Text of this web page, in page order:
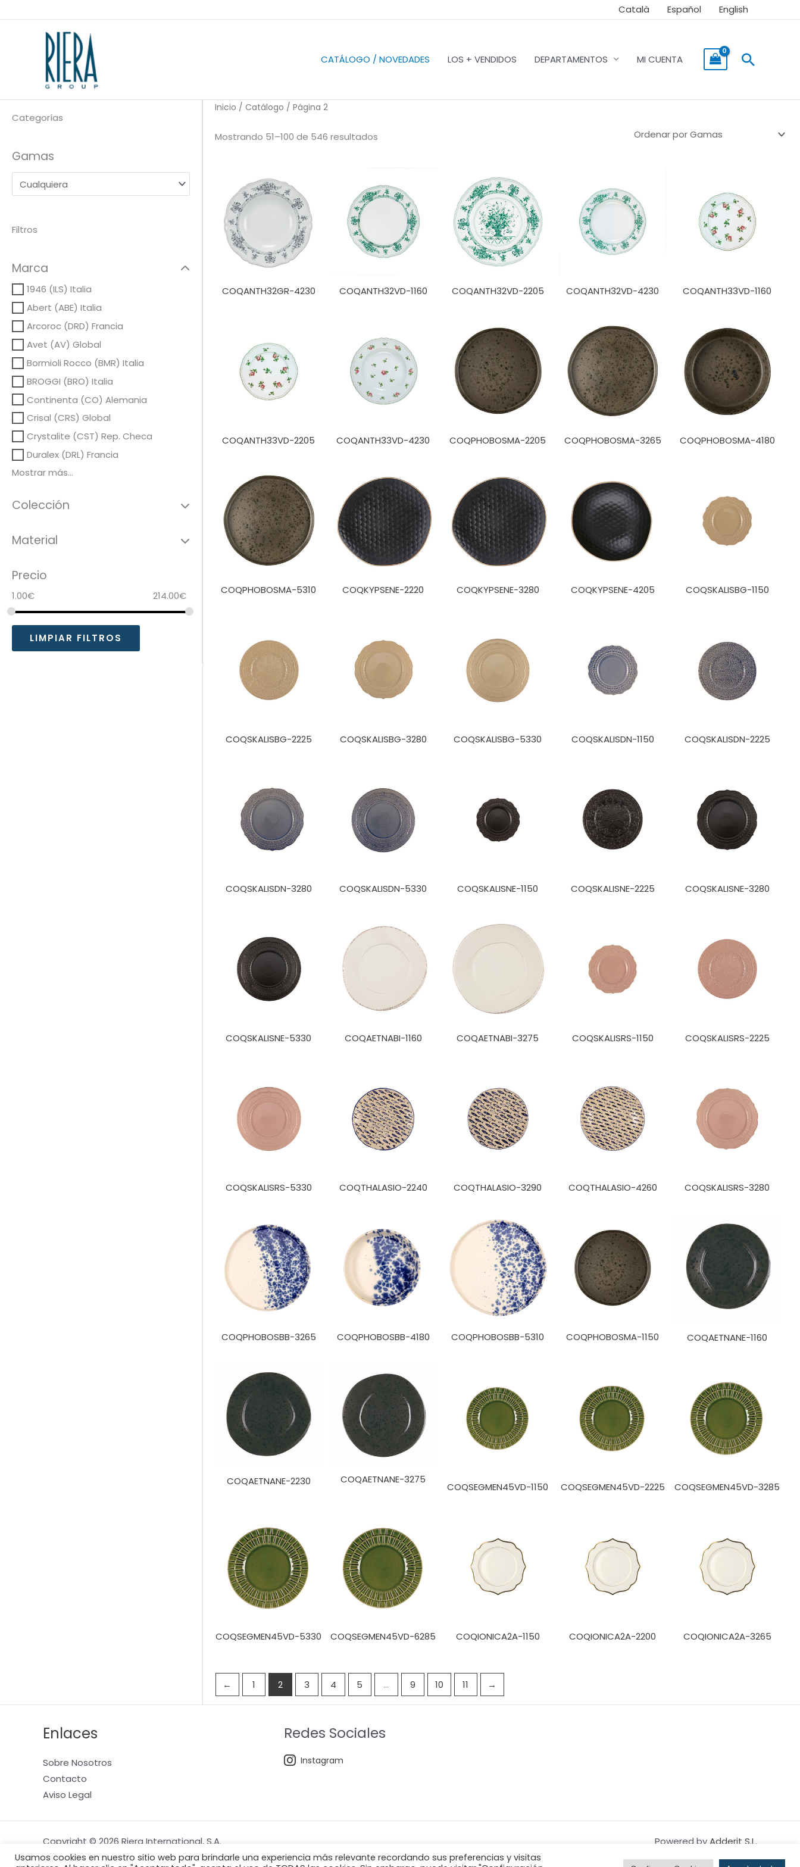
Català Español English
CATÁLOGO / NOVEDADES LOS + VENDIDOS DEPARTAMENTOS MI CUENTA Buscar
Categorías
Gamas
Filtros
Marca
1946 (ILS) Italia
Abert (ABE) Italia
Arcoroc (DRD) Francia
Avet (AV) Global
Bormioli Rocco (BMR) Italia
BROGGI (BRO) Italia
Continenta (CO) Alemania
Crisal (CRS) Global
Crystalite (CST) Rep. Checa
Duralex (DRL) Francia
Mostrar más...
Colección
Material
Precio
1.00€ 214.00€
LIMPIAR FILTROS
Inicio / Catálogo / Página 2
Mostrando 51–100 de 546 resultados
COQANTH32GR-4230 COQANTH32VD-1160 COQANTH32VD-2205 COQANTH32VD-4230 COQANTH33VD-1160
COQANTH33VD-2205 COQANTH33VD-4230 COQPHOBOSMA-2205 COQPHOBOSMA-3265 COQPHOBOSMA-4180
COQPHOBOSMA-5310 COQKYPSENE-2220 COQKYPSENE-3280 COQKYPSENE-4205 COQSKALISBG-1150
COQSKALISBG-2225 COQSKALISBG-3280 COQSKALISBG-5330 COQSKALISDN-1150 COQSKALISDN-2225
COQSKALISDN-3280 COQSKALISDN-5330 COQSKALISNE-1150 COQSKALISNE-2225 COQSKALISNE-3280
COQSKALISNE-5330 COQAETNABI-1160 COQAETNABI-3275 COQSKALISRS-1150 COQSKALISRS-2225
COQSKALISRS-5330 COQTHALASIO-2240 COQTHALASIO-3290 COQTHALASIO-4260 COQSKALISRS-3280
COQPHOBOSBB-3265 COQPHOBOSBB-4180 COQPHOBOSBB-5310 COQPHOBOSMA-1150 COQAETNANE-1160
COQAETNANE-2230 COQAETNANE-3275
COQSEGMEN45VD-1150 COQSEGMEN45VD-2225 COQSEGMEN45VD-3285
COQSEGMEN45VD-5330 COQSEGMEN45VD-6285 COQIONICA2A-1150 COQIONICA2A-2200 COQIONICA2A-3265
← 1 2 3 4 5 … 9 10 11 →
Enlaces
Sobre Nosotros
Contacto
Aviso Legal
Redes Sociales
Instagram
Copyright © 2026 Riera International, S.A. Powered by Adderit S.L.
Usamos cookies en nuestro sitio web para brindarle una experiencia más relevante recordando sus preferencias y visitas